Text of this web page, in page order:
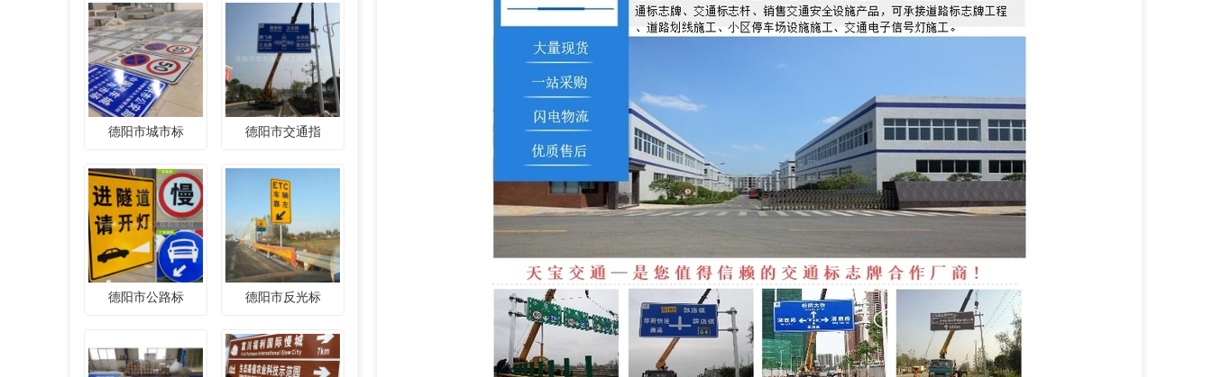
德阳市城市标 德阳市交通指
德阳市公路标 德阳市反光标